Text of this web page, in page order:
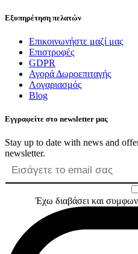
Εξυπηρέτηση πελατών
Επικοινωνήστε μαζί μας
Επιστροφές
GDPR
Αγορά Δωροεπιταγής
Λογαριασμός
Blog
Εγγραφείτε στο newsletter μας
Stay up to date with news and
newsletter.
Έχω διαβάσει και